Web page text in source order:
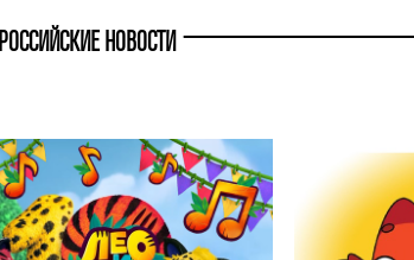
РОССИЙСКИЕ НОВОСТИ